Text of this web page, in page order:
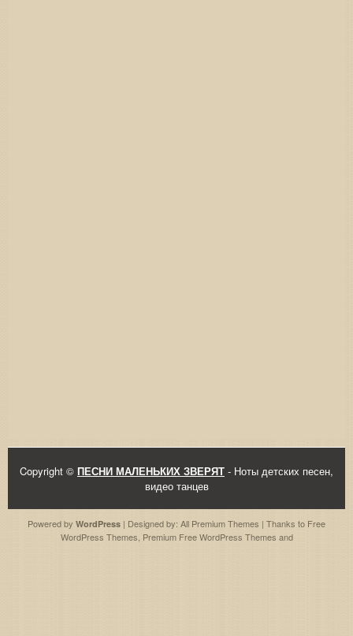
Copyright © ПЕСНИ МАЛЕНЬКИХ ЗВЕРЯТ - Ноты детских песен,
видео танцев
Powered by WordPress | Designed by: All Premium Themes | Thanks to Free
WordPress Themes, Premium Free WordPress Themes and